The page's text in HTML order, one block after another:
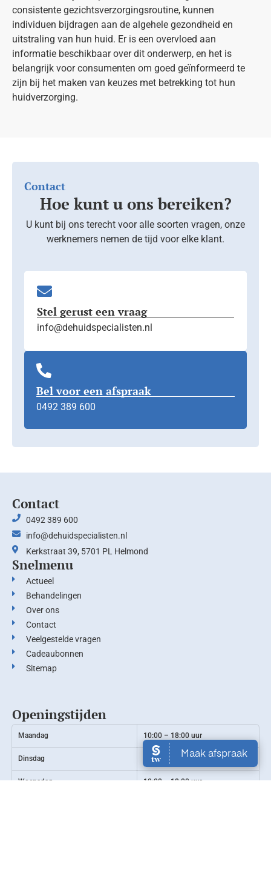
consistente gezichtsverzorgingsroutine, kunnen
individuen bijdragen aan de algehele gezondheid en
uitstraling van hun huid. Er is een overvloed aan
informatie beschikbaar over dit onderwerp, en het is
belangrijk voor consumenten om goed geïnformeerd te
zijn bij het maken van keuzes met betrekking tot hun
huidverzorging.
Contact
Hoe kunt u ons bereiken?
U kunt bij ons terecht voor alle soorten vragen, onze
werknemers nemen de tijd voor elke klant.
Stel gerust een vraag
info@dehuidspecialisten.nl
Bel voor een afspraak
0492 389 600
Contact
0492 389 600
info@dehuidspecialisten.nl
Kerkstraat 39, 5701 PL Helmond
Snelmenu
Actueel
Behandelingen
Over ons
Contact
Veelgestelde vragen
Cadeaubonnen
Sitemap
Openingstijden
Maandag 10:00 – 18:00 uur
Dinsdag 10:00 – 18:00 uur
Woensdag 10:00 – 18:00 uur